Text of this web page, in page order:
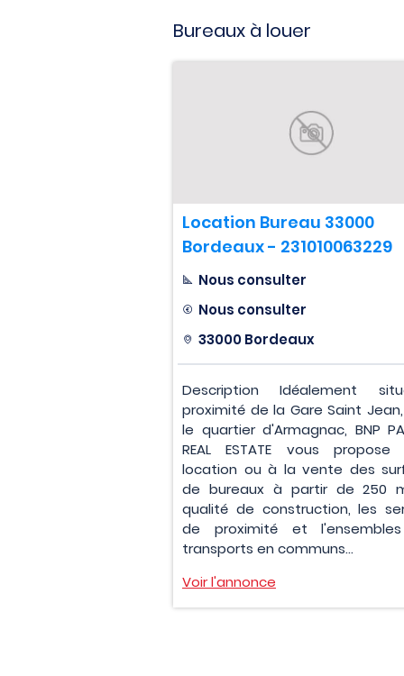
Bureaux à louer
Location Bureau 33000
Bordeaux - 231010063229
Nous consulter
Nous consulter
33000 Bordeaux
Description Idéalement
proximité de la Gare Saint
le quartier d'Armagnac, BNP
REAL ESTATE vous
location ou à la vente des
de bureaux à partir de 250
qualité de construction, les
de proximité et
transports en communs...
Voir l'annonce